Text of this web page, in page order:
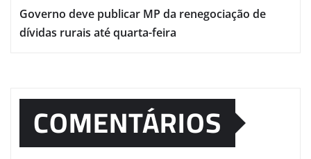
Governo deve publicar MP da renegociação de
dívidas rurais até quarta-feira
COMENTÁRIOS